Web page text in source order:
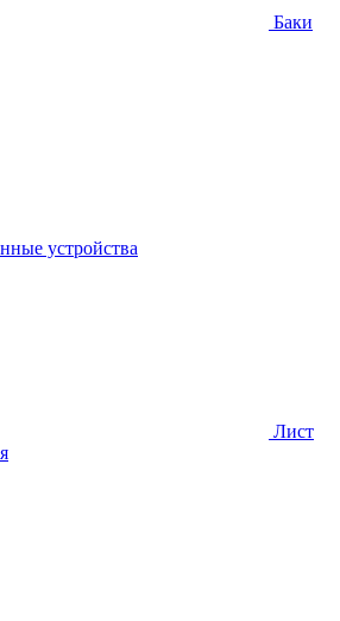
Баки
устройства
Лист